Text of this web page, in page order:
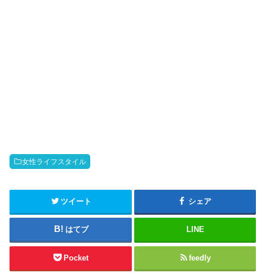
女性ライフスタイル
ツイート シェア
はてブ LINE
Pocket feedly